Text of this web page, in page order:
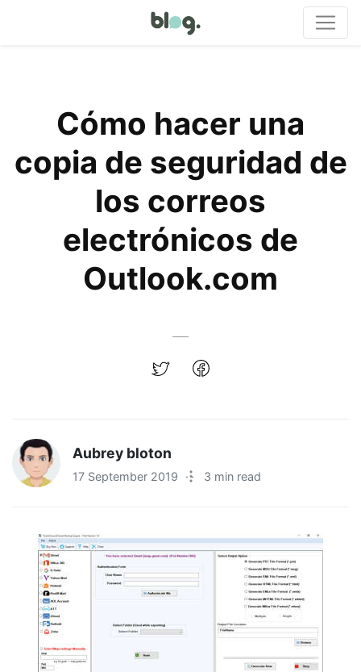
Cómo hacer una
copia de seguridad de
los correos
electrónicos de
Outlook.com
Aubrey bloton
17 September 2019 · 3 min read